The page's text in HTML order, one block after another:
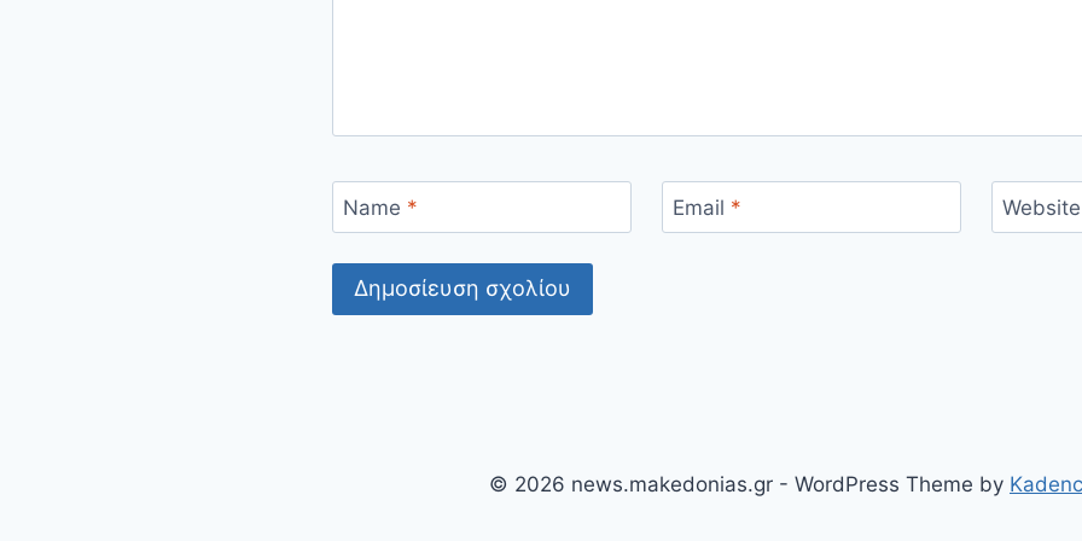
Name * Email * Website
© 2026 news.makedonias.gr - WordPress Theme by